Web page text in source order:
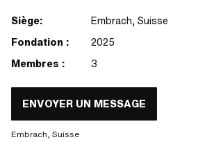
Siège:
Embrach, Suisse
Fondation :
2025
Membres :
3
ENVOYER UN MESSAGE
Embrach, Suisse